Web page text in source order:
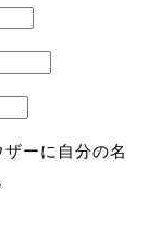
ーに自分の名